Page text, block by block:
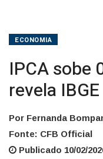
ECONOMIA
IPCA sobe
revela IBGE
Por Fernanda
Fonte: CFB Official
Publicado 10/02/